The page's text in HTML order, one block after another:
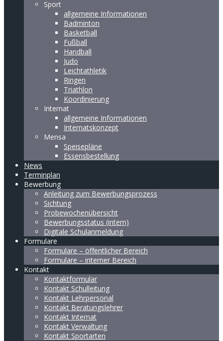
Sport
allgemeine Informationen
Badminton
Basketball
Fußball
Handball
Judo
Leichtathletik
Ringen
Triathlon
Koordinierung
Internat
allgemeine Informationen
Internatskonzept
Mensa
Speisepläne
Essensbestellung
News
Terminplan
Bewerbung
Anleitung zum Bewerbungsprozess
Sichtung
Probewochenübersicht
Bewerbungsstatus (intern)
Digitale Schulanmeldung
Formulare
Formulare – öffentlicher Bereich
Formulare – interner Bereich
Kontakt
Kontaktformular
Kontakt Schulleitung
Kontakt Lehrpersonal
Kontakt Beratungslehrer
Kontakt Internat
Kontakt Verwaltung
Kontakt Sportarten